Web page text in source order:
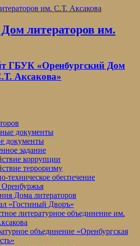
литераторов им.
ГБУК «Оренбургский Дом
Аксакова»
документы
документы
задание
коррупции
терроризму
техническое обеспечение
Оренбуржья
Дома литераторов
«Гостиный Дворъ»
литературное объединение им.
объединение «Оренбургская